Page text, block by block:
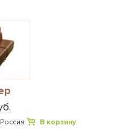
Россия В корзину